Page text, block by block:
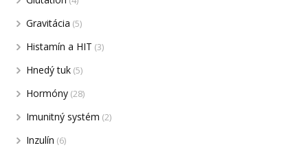
Gravitácia (5)
Histamín a HIT (3)
Hnedý tuk (5)
Hormóny (28)
Imunitný systém (2)
Inzulín (6)